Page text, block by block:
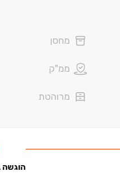
‏– במקום אחד
‏| ט.ל.ח מחסן
ממ"ק
מרוהטת